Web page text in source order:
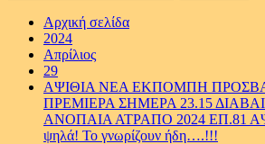
για:
Αρχική σελίδα
2024
Απρίλιος
29
ΑΨΙΘΙΑ ΝΕΑ ΕΚΠΟΜΠΗ
ΠΡΕΜΙΕΡΑ ΣΗΜΕΡΑ 23.15
ΑΝΟΠΑΙΑ ΑΤΡΑΠΟ 2024 ΕΠ.81
ψηλά! Το γνωρίζουν ήδη….!!!